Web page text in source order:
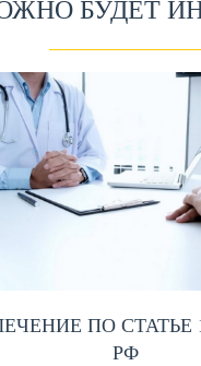
БУДЕТ
ПО СТАТЬЕ
РФ